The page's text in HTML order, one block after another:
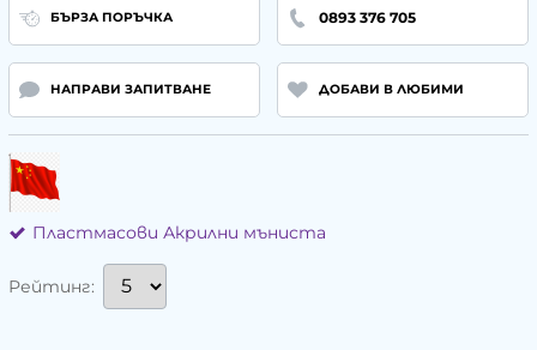
БЪРЗА ПОРЪЧКА 0893 376 705
НАПРАВИ ЗАПИТВАНЕ ДОБАВИ В ЛЮБИМИ
Пластмасови Акрилни мъниста
Рейтинг: